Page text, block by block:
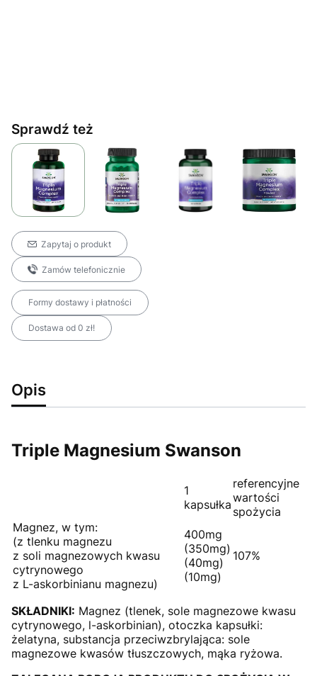
Sprawdź też
Zapytaj o produkt
Zamów telefonicznie
Formy dostawy i płatności
Dostawa od 0 zł!
Opis
Triple Magnesium Swanson
1
kapsułka
referencyjne
wartości
spożycia
Magnez, w tym:
(z tlenku magnezu
z soli magnezowych kwasu
cytrynowego
z L-askorbinianu magnezu)
400mg
(350mg)
(40mg)
(10mg)
107%
SKŁADNIKI: Magnez (tlenek, sole magnezowe kwasu
cytrynowego, l-askorbinian), otoczka kapsułki:
żelatyna, substancja przeciwzbrylająca: sole
magnezowe kwasów tłuszczowych, mąka ryżowa.